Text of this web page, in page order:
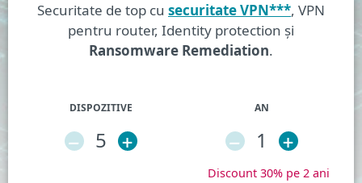
Securitate de top cu securitate VPN***, VPN
pentru router, Identity protection și
Ransomware Remediation.
DISPOZITIVE
– 5 +
AN
– 1 +
Discount 30% pe 2 ani